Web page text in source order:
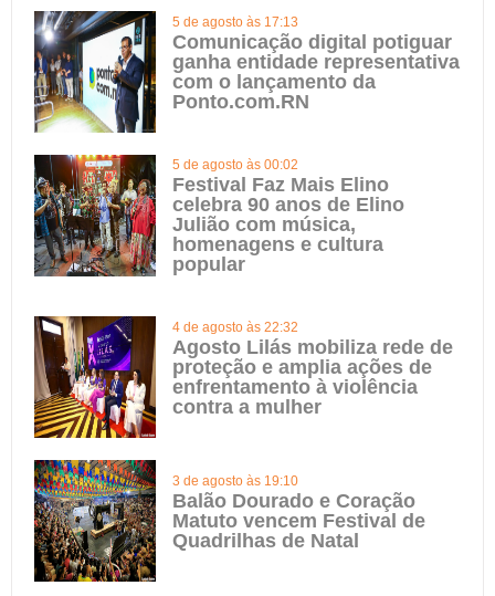
5 de agosto às 17:13
Comunicação digital potiguar
ganha entidade representativa
com o lançamento da
Ponto.com.RN
5 de agosto às 00:02
Festival Faz Mais Elino
celebra 90 anos de Elino
Julião com música,
homenagens e cultura
popular
4 de agosto às 22:32
Agosto Lilás mobiliza rede de
proteção e amplia ações de
enfrentamento à violência
contra a mulher
3 de agosto às 19:10
Balão Dourado e Coração
Matuto vencem Festival de
Quadrilhas de Natal